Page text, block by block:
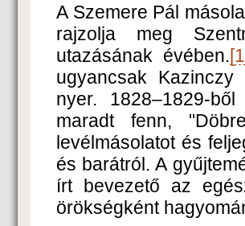
A Szemere Pál
rajzolja meg
utazásának évében.
ugyancsak
nyer. 1828–1829-
maradt fenn,
levélmásolatot és
és barátról. A
írt bevezető az
örökségként